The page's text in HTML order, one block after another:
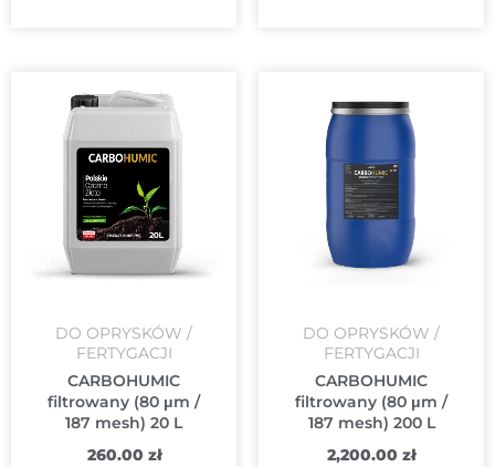
DO OPRYSKÓW /
FERTYGACJI
CARBOHUMIC
filtrowany (80 μm /
187 mesh) 20 L
260.00 zł
DO OPRYSKÓW /
FERTYGACJI
CARBOHUMIC
filtrowany (80 μm /
187 mesh) 200 L
2,200.00 zł